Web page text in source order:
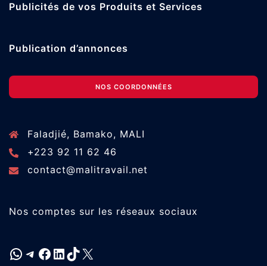
Publicités de vos Produits et Services
Publication d’annonces
NOS COORDONNÉES
Faladjié, Bamako, MALI
+223 92 11 62 46
contact@malitravail.net
Nos comptes sur les réseaux sociaux
WhatsApp
Telegram
Facebook
LinkedIn
TikTok
X